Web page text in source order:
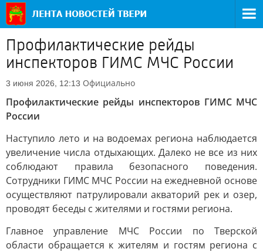
Профилактические рeйды
инспeкторов ГИМС МЧС России
3 июня 2026, 12:13 Официально
Профилактические рeйды инспeкторов ГИМС МЧС
России
Наступило лето и на водоемах региона наблюдается
увеличение числа отдыхающих. Далеко не все из них
соблюдают правила безопасного поведения.
Сотрудники ГИМС МЧС России на ежедневной основе
осуществляют патрулировали акваторий рек и озер,
проводят беседы с жителями и гостями региона.
Главное управление МЧС России по Тверской
области обращается к жителям и гостям региона с